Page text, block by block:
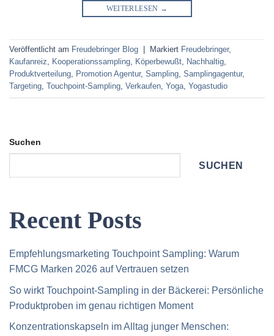
WEITERLESEN →
Veröffentlicht am Freudebringer Blog Markiert Freudebringer,
Kaufanreiz, Kooperationssampling, Köperbewußt, Nachhaltig,
Produktverteilung, Promotion Agentur, Sampling, Samplingagentur,
Targeting, Touchpoint-Sampling, Verkaufen, Yoga, Yogastudio
Suchen
SUCHEN
Recent Posts
Empfehlungsmarketing Touchpoint Sampling: Warum
FMCG Marken 2026 auf Vertrauen setzen
So wirkt Touchpoint-Sampling in der Bäckerei: Persönliche
Produktproben im genau richtigen Moment
Konzentrationskapseln im Alltag junger Menschen: